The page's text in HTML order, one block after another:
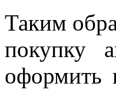
Таким
покупку
оформить